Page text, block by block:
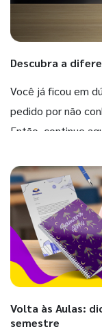
Descubra a
Você já ficou em
pedido por não
Então, continue
Volta às Aulas:
semestre